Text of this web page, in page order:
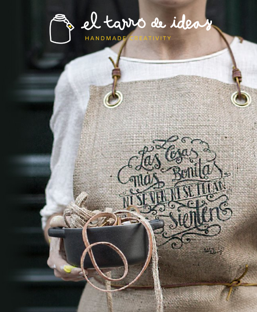
El tarro de ideas
donde el tarro se destapa